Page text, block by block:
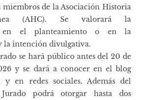
miembros de la Asociación Historia
(AHC). Se valorará la
en el planteamiento o en la
la intención divulgativa.
se hará público antes del 20 de
y se dará a conocer en el blog
y en redes sociales. Además del
podrá otorgar hasta dos